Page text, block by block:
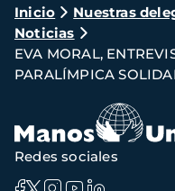
Ruta
de
navegación
Inicio Nuestras
Noticias
EVA MORAL,
PARALÍMPICA
Redes sociales